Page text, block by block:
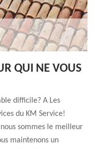
QUI NE VOUS
difficile? A Les
du KM Service!
sommes le meilleur
maintenons un